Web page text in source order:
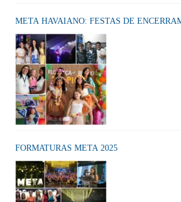
META HAVAIANO: FESTAS DE
FORMATURAS META 2025